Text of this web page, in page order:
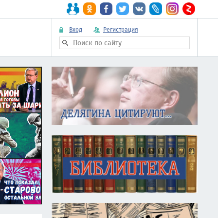
Вход Регистрация